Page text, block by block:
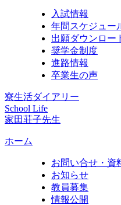
入試情報
年間スケジュー
出願ダウンロー
奨学金制度
進路情報
卒業生の声
寮生活ダイアリー
School Life
家田荘子先生
ホーム
お問い合せ・資
お知らせ
教員募集
情報公開